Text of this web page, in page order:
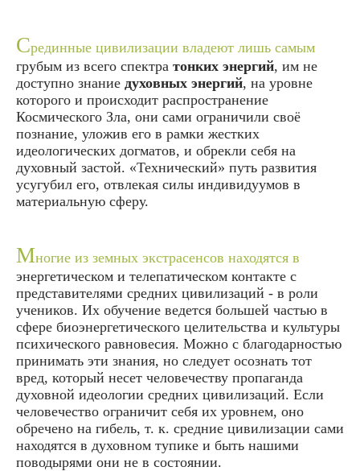
Срединные цивилизации владеют лишь самым
грубым из всего спектра тонких энергий, им не
доступно знание духовных энергий, на уровне
которого и происходит распространение
Космического Зла, они сами ограничили своё
познание, уложив его в рамки жестких
идеологических догматов, и обрекли себя на
духовный застой. «Технический» путь развития
усугубил его, отвлекая силы индивидуумов в
материальную сферу.
Многие из земных экстрасенсов находятся в
энергетическом и телепатическом контакте с
представителями средних цивилизаций - в роли
учеников. Их обучение ведется большей частью в
сфере биоэнергетического целительства и культуры
психического равновесия. Можно с благодарностью
принимать эти знания, но следует осознать тот
вред, который несет человечеству пропаганда
духовной идеологии средних цивилизаций. Если
человечество ограничит себя их уровнем, оно
обречено на гибель, т. к. средние цивилизации сами
находятся в духовном тупике и быть нашими
поводырями они не в состоянии.